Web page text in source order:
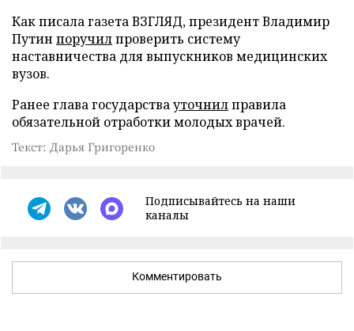
Как писала газета ВЗГЛЯД, президент Владимир
Путин поручилпроверить систему
наставничества для выпускников медицинских
вузов.
Ранее глава государствауточнилправила
обязательной отработки молодых врачей.
Текст: Дарья Григоренко
Подписывайтесь на наши
каналы
Комментировать